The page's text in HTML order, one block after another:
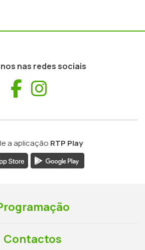
nas redes sociais
Facebook
a aplicação RTP Play
Contactos